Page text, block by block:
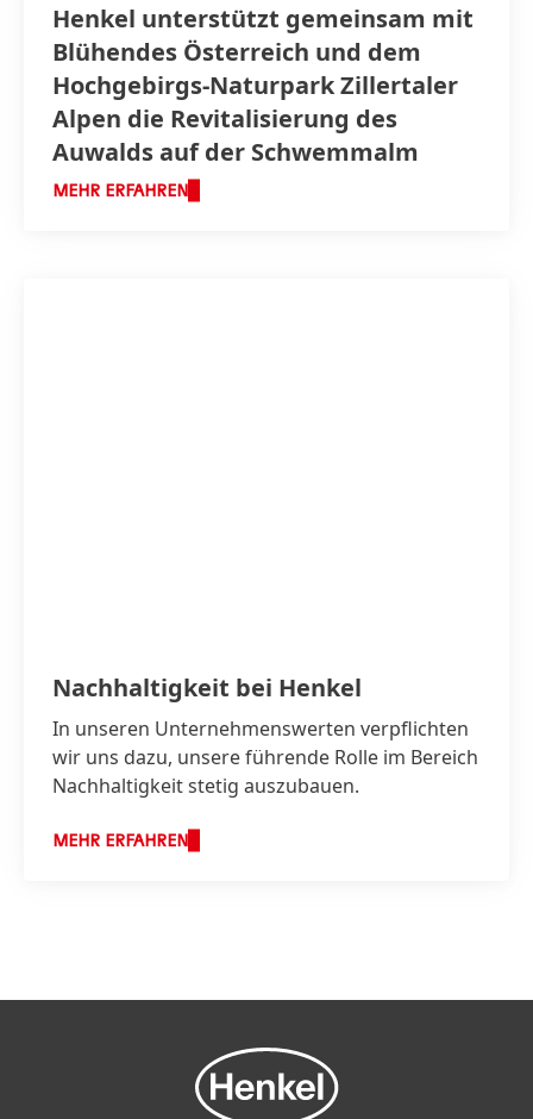
Henkel unterstützt gemeinsam mit
Blühendes Österreich und dem
Hochgebirgs-Naturpark Zillertaler
Alpen die Revitalisierung des
Auwalds auf der Schwemmalm
MEHR ERFAHREN
Nachhaltigkeit bei Henkel
In unseren Unternehmenswerten verpflichten
wir uns dazu, unsere führende Rolle im Bereich
Nachhaltigkeit stetig auszubauen.
MEHR ERFAHREN